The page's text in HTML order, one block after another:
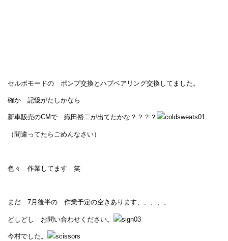
セルボモードの ポンプ交換とハブベアリング交換してました。
確か 記憶がたしかなら
新車販売のCMで 織田裕二が出てたかな？？？？
（間違ってたらごめんなさい）
色々 作業してます 笑
まだ 7月後半の 作業予定の空きあります、、、、、
どしどし お問い合わせください。
今村でした。